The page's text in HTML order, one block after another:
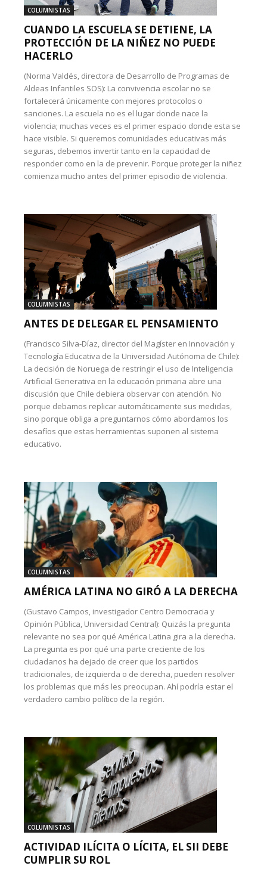
COLUMNISTAS
CUANDO LA ESCUELA SE DETIENE, LA
PROTECCIÓN DE LA NIÑEZ NO PUEDE
HACERLO
(Norma Valdés, directora de Desarrollo de Programas de
Aldeas Infantiles SOS): La convivencia escolar no se
fortalecerá únicamente con mejores protocolos o
sanciones. La escuela no es el lugar donde nace la
violencia; muchas veces es el primer espacio donde esta se
hace visible. Si queremos comunidades educativas más
seguras, debemos invertir tanto en la capacidad de
responder como en la de prevenir. Porque proteger la niñez
comienza mucho antes del primer episodio de violencia.
COLUMNISTAS
ANTES DE DELEGAR EL PENSAMIENTO
(Francisco Silva-Díaz, director del Magíster en Innovación y
Tecnología Educativa de la Universidad Autónoma de Chile):
La decisión de Noruega de restringir el uso de Inteligencia
Artificial Generativa en la educación primaria abre una
discusión que Chile debiera observar con atención. No
porque debamos replicar automáticamente sus medidas,
sino porque obliga a preguntarnos cómo abordamos los
desafíos que estas herramientas suponen al sistema
educativo.
COLUMNISTAS
AMÉRICA LATINA NO GIRÓ A LA DERECHA
(Gustavo Campos, investigador Centro Democracia y
Opinión Pública, Universidad Central): Quizás la pregunta
relevante no sea por qué América Latina gira a la derecha.
La pregunta es por qué una parte creciente de los
ciudadanos ha dejado de creer que los partidos
tradicionales, de izquierda o de derecha, pueden resolver
los problemas que más les preocupan. Ahí podría estar el
verdadero cambio político de la región.
COLUMNISTAS
ACTIVIDAD ILÍCITA O LÍCITA, EL SII DEBE
CUMPLIR SU ROL